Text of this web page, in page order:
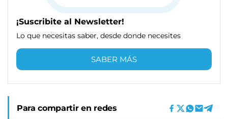
¡Suscribite al Newsletter!
Lo que necesitas saber, desde donde necesites
SABER MÁS
Para compartir en redes